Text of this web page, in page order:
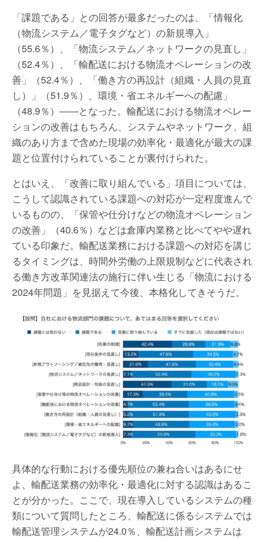
「課題である」との回答が最多だったのは、「情報化
（物流システム／電子タグなど）の新規導入」
（55.6％）、「物流システム／ネットワークの見直し」
（52.4％）、「輸配送における物流オペレーションの改
善」（52.4％）、「働き方の再設計（組織・人員の見直
し）」（51.9％）、環境・省エネルギーへの配慮」
（48.9％）――となった。輸配送における物流オペレー
ションの改善はもちろん、システムやネットワーク、組
織のあり方まで含めた現場の効率化・最適化が最大の課
題と位置付けられていることが裏付けられた。
とはいえ、「改善に取り組んでいる」項目については、
こうして認識されている課題への対応が一定程度進んで
いるものの、「保管や仕分けなどの物流オペレーション
の改善」（40.6％）などは倉庫内業務と比べてやや遅れ
ている印象だ。輸配送業務における課題への対応を講じ
るタイミングは、時間外労働の上限規制などに代表され
る働き方改革関連法の施行に伴い生じる「物流における
2024年問題」を見据えて今後、本格化してきそうだ。
具体的な行動における優先順位の兼ね合いはあるにせ
よ、輸配送業務の効率化・最適化に対する認識はあるこ
とが分かった。ここで、現在導入しているシステムの種
類について質問したところ、輸配送に係るシステムでは
輸配送管理システムが24.0％、輸配送計画システムは